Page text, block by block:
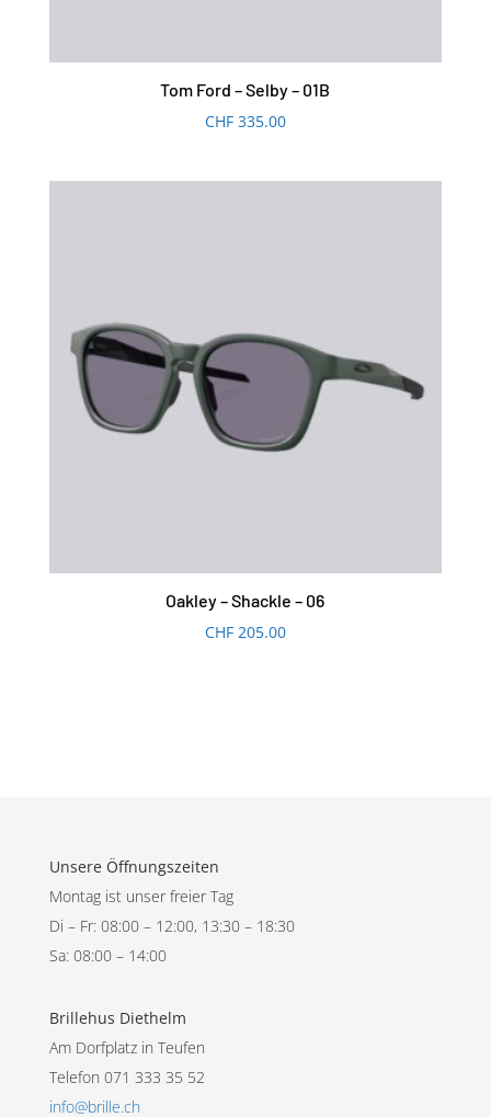
Tom Ford – Selby – 01B
CHF335.00
Oakley – Shackle – 06
CHF205.00
Unsere Öffnungszeiten
Montag ist unser freier Tag
Di – Fr: 08:00 – 12:00, 13:30 – 18:30
Sa: 08:00 – 14:00
Brillehus Diethelm
Am Dorfplatz in Teufen
Telefon 071 333 35 52
info@brille.ch